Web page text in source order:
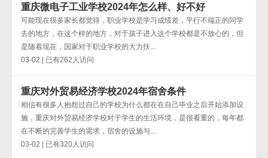
重庆微电子工业学校2024年怎么样、好不好
可能现在很多家长都觉得，职业学校是学习成绩差，平行不端正的同学
去的地方，在这个样的地方，对于孩子进入这个学校都是不放心的，但
是随着现在，国家对于职业学校的大力扶...
03-02 | 已有262人访问
重庆对外贸易经济学校2024年宿舍条件
相信有很多人抱怨过自己的学校为什么都在在自己毕业之后开始添加设
施，重庆对外贸易经济学校对于学生的生活环境，是很看重的，每年都
在不断的完善学生的需求，宿舍的设施与...
03-02 | 已有320人访问